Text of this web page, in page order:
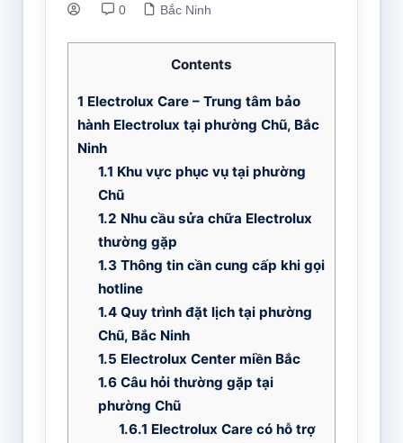
0 Bắc Ninh
Contents
1 Electrolux Care – Trung tâm bảo
hành Electrolux tại phường Chũ, Bắc
Ninh
1.1 Khu vực phục vụ tại phường
Chũ
1.2 Nhu cầu sửa chữa Electrolux
thường gặp
1.3Thông tin cần cung cấp khi gọi
hotline
1.4Quy trình đặt lịch tại phường
Chũ, Bắc Ninh
1.5 Electrolux Center miền Bắc
1.6Câu hỏi thường gặp tại
phường Chũ
1.6.1 Electrolux Care có hỗ trợ